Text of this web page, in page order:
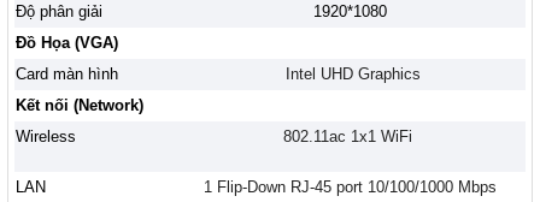
Độ phân giải
1920*1080
Đồ Họa (VGA)
Card màn hình
Intel UHD Graphics
Kết nối (Network)
Wireless
802.11ac 1x1 WiFi
LAN
1 Flip-Down RJ-45 port 10/100/1000 Mbps